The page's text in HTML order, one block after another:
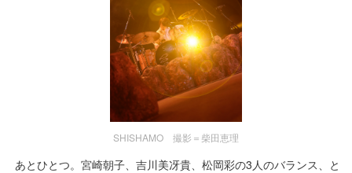
SHISHAMO 撮影＝柴田恵理
あとひとつ。宮崎朝子、吉川美冴貴、松岡彩の3人のバランス、と